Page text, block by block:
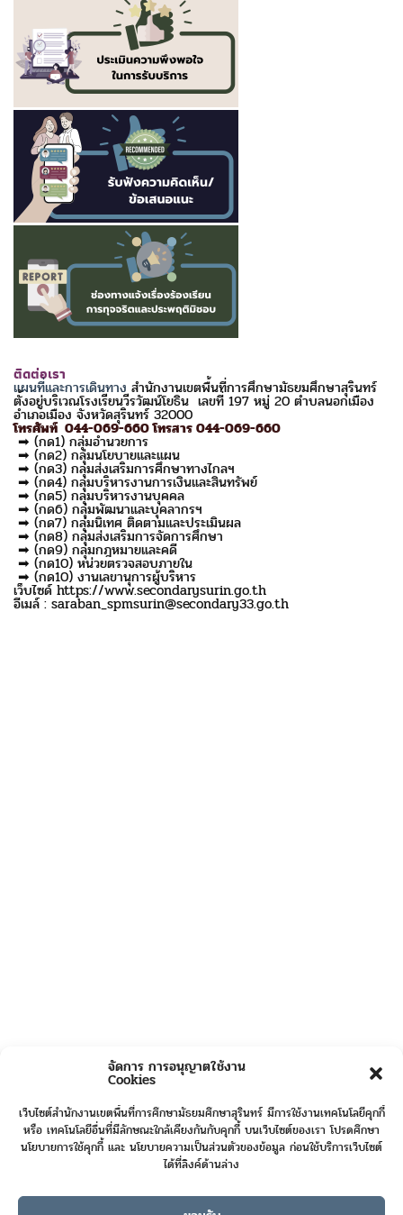
จัดการ การอนุญาตใช้งาน
Cookies
เว็บไซต์สำนักงานเขตพื้นที่การศึกษามัธยมศึกษาสุรินทร์ มีการใช้งานเทคโนโลยีคุกกี้
หรือ เทคโนโลยีอื่นที่มีลักษณะใกล้เคียงกันกับคุกกี้ บนเว็บไซต์ของเรา โปรดศึกษา
นโยบายการใช้คุกกี้ และ นโยบายความเป็นส่วนตัวของข้อมูล ก่อนใช้บริการเว็บไซต์
ได้ที่ลิงค์ด้านล่าง
ติดต่อเรา
แผนที่และการเดินทาง สำนักงานเขตพื้นที่การศึกษามัธยมศึกษาสุรินทร์
ตั้งอยู่บริเวณโรงเรียนวีรวัฒน์โยธิน เลขที่ 197 หมู่ 20 ตำบลนอกเมือง
อำเภอเมือง จังหวัดสุรินทร์ 32000
โทรศัพท์ 044-069-660 โทรสาร 044-069-660
➡ (กด1) กลุ่มอำนวยการ
➡ (กด2) กลุ่มนโยบายและแผน
➡ (กด3) กลุ่มส่งเสริมการศึกษาทางไกลฯ
➡ (กด4) กลุ่มบริหารงานการเงินและสินทรัพย์
➡ (กด5) กลุ่มบริหารงานบุคคล
➡ (กด6) กลุ่มพัฒนาและบุคลากรฯ
➡ (กด7) กลุ่มนิเทศ ติดตามและประเมินผล
➡ (กด8) กลุ่มส่งเสริมการจัดการศึกษา
➡ (กด9) กลุ่มกฎหมายและคดี
➡ (กด10) หน่วยตรวจสอบภายใน
➡ (กด10) งานเลขานุการผู้บริหาร
เว็บไซด์ https://www.secondarysurin.go.th
อีเมล์ : saraban_spmsurin@secondary33.go.th